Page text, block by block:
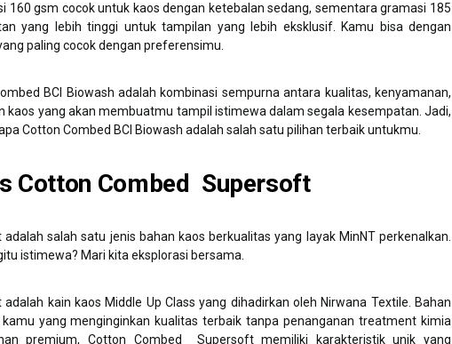
160 gsm cocok untuk kaos dengan ketebalan sedang, sementara gramasi 185
yang lebih tinggi untuk tampilan yang lebih eksklusif. Kamu bisa dengan
paling cocok dengan preferensimu.
BCI Biowash adalah kombinasi sempurna antara kualitas, kenyamanan,
kaos yang akan membuatmu tampil istimewa dalam segala kesempatan. Jadi,
Cotton Combed BCI Biowash adalah salah satu pilihan terbaik untukmu.
Cotton Combed Supersoft
salah satu jenis bahan kaos berkualitas yang layak MinNT perkenalkan.
istimewa? Mari kita eksplorasi bersama.
kain kaos Middle Up Class yang dihadirkan oleh Nirwana Textile. Bahan
yang menginginkan kualitas terbaik tanpa penanganan treatment kimia
premium, Cotton Combed Supersoft memiliki karakteristik unik yang